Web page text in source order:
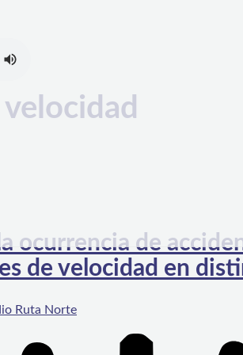
ocurrencia de
de velocidad en
Ruta Norte